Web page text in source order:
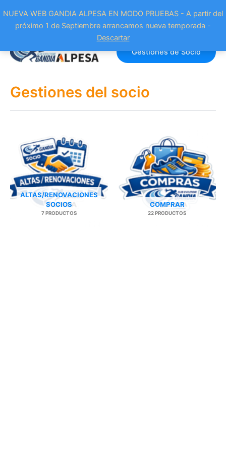
NUEVA WEB GANDIA ALPESA EN MODO PRUEBAS - A partir del
próximo 1 de Septiembre arrancamos nueva temporada -
Descartar
contenido
Gestiones de Socio
Gestiones del socio
ALTAS/RENOVACIONES
SOCIOS
7 PRODUCTOS
COMPRAR
22 PRODUCTOS